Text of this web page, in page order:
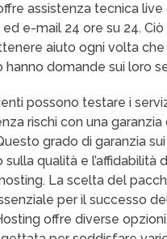
offre assistenza tecnica live
e-mail 24 ore su 24.
aiuto ogni volta che
hanno domande sui loro
possono testare i
rischi con una
grado di garanzia
qualità e l’affidabilità
La scelta del
per il successo
offre diverse